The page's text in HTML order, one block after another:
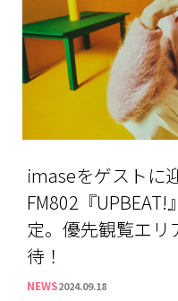
imaseをゲストに
FM802『
定。優先観覧エ
待！
NEWS2024.09.18